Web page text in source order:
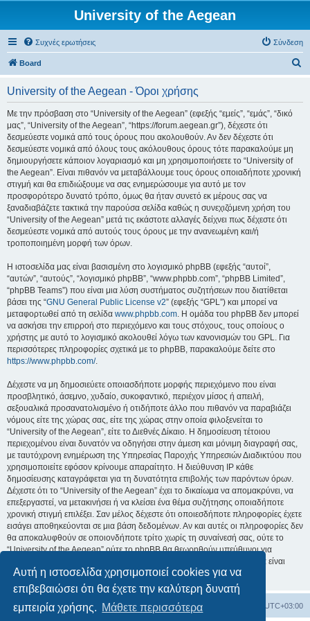
Αυτή η ιστοσελίδα χρησιμοποιεί cookies για να
επιβεβαιώσει ότι θα έχετε την καλύτερη δυνατή
εμπειρία χρήσης. Μάθετε περισσότερα
University of the Aegean
Συχνές ερωτήσεις Σύνδεση
Board
University of the Aegean - Όροι χρήσης
Με την πρόσβαση στο “University of the Aegean” (εφεξής “εμείς”, “εμάς”, “δικό
μας”, “University of the Aegean”, “https://forum.aegean.gr”), δέχεστε ότι
δεσμεύεστε νομικά από τους όρους που ακολουθούν. Αν δεν δέχεστε ότι
δεσμεύεστε νομικά από όλους τους ακόλουθους όρους τότε παρακαλούμε μη
δημιουργήσετε κάποιον λογαριασμό και μη χρησιμοποιήσετε το “University of
the Aegean”. Είναι πιθανόν να μεταβάλλουμε τους όρους οποιαδήποτε χρονική
στιγμή και θα επιδιώξουμε να σας ενημερώσουμε για αυτό με τον
προσφορότερο δυνατό τρόπο, όμως θα ήταν συνετό εκ μέρους σας να
ξαναδιαβάζετε τακτικά την παρούσα σελίδα καθώς η συνεχιζόμενη χρήση του
“University of the Aegean” μετά τις εκάστοτε αλλαγές δείχνει πως δέχεστε ότι
δεσμεύεστε νομικά από αυτούς τους όρους με την ανανεωμένη και/ή
τροποποιημένη μορφή των όρων.
Η ιστοσελίδα μας είναι βασισμένη στο λογισμικό phpBB (εφεξής “αυτοί”,
“αυτών”, “αυτούς”, “λογισμικό phpBB”, “www.phpbb.com”, “phpBB Limited”,
“phpBB Teams”) που είναι μια λύση συστήματος συζητήσεων που διατίθεται
βάσει της “GNU General Public License v2” (εφεξής “GPL”) και μπορεί να
μεταφορτωθεί από τη σελίδα www.phpbb.com. Η ομάδα του phpBB δεν μπορεί
να ασκήσει την επιρροή στο περιεχόμενο και τους στόχους, τους οποίους ο
χρήστης με αυτό το λογισμικό ακολουθεί λόγω των κανονισμών του GPL. Για
περισσότερες πληροφορίες σχετικά με το phpBB, παρακαλούμε δείτε στο
https://www.phpbb.com/.
Δέχεστε να μη δημοσιεύετε οποιασδήποτε μορφής περιεχόμενο που είναι
προσβλητικό, άσεμνο, χυδαίο, συκοφαντικό, περιέχον μίσος ή απειλή,
σεξουαλικά προσανατολισμένο ή οτιδήποτε άλλο που πιθανόν να παραβιάζει
νόμους είτε της χώρας σας, είτε της χώρας στην οποία φιλοξενείται το
“University of the Aegean”, είτε το Διεθνές Δίκαιο. Η δημοσίευση τέτοιου
περιεχομένου είναι δυνατόν να οδηγήσει στην άμεση και μόνιμη διαγραφή σας,
με ταυτόχρονη ενημέρωση της Υπηρεσίας Παροχής Υπηρεσιών Διαδικτύου που
χρησιμοποιείτε εφόσον κρίνουμε απαραίτητο. Η διεύθυνση IP κάθε
δημοσίευσης καταγράφεται για τη δυνατότητα επιβολής των παρόντων όρων.
Δέχεστε ότι το “University of the Aegean” έχει το δικαίωμα να απομακρύνει, να
επεξεργαστεί, να μετακινήσει ή να κλείσει ένα θέμα συζήτησης οποιαδήποτε
χρονική στιγμή επιλέξει. Σαν μέλος δέχεστε ότι οποιεσδήποτε πληροφορίες έχετε
εισάγει αποθηκεύονται σε μια βάση δεδομένων. Αν και αυτές οι πληροφορίες δεν
θα αποκαλυφθούν σε οποιονδήποτε τρίτο χωρίς τη συναίνεσή σας, ούτε το
“University of the Aegean” ούτε το phpBB θα θεωρηθούν υπεύθυνοι για
οποιαδήποτε απόπειρα ηλεκτρονικής εισβολής ή παραβίασης η οποία είναι
δυνατόν να οδηγήσει σε απώλεια αυτών των δεδομένων.
Board Όλοι οι χρόνοι είναι UTC+03:00
Διαγραφή cookies